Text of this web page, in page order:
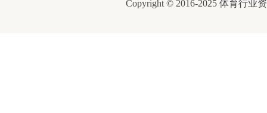
Copyright © 2016-2025 体育行业